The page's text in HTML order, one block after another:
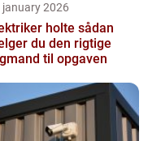
january 2026
holte sådan
du den rigtige
til opgaven